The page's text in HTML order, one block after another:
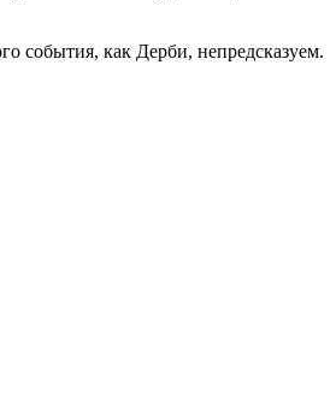
события, как Дерби, непредсказуем.